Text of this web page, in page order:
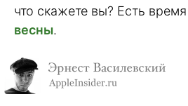
что скажете вы? Есть
весны.